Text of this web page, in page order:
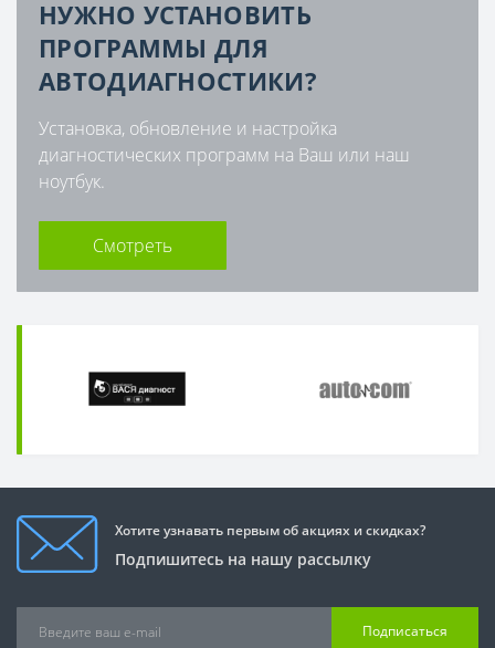
НУЖНО УСТАНОВИТЬ
ПРОГРАММЫ ДЛЯ
АВТОДИАГНОСТИКИ?
Установка, обновление и настройка
диагностических программ на Ваш или наш
ноутбук.
Смотреть
Хотите узнавать первым об акциях и скидках?
Подпишитесь на нашу рассылку
Подписаться